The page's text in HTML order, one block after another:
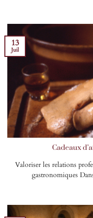
Cadeaux
Valoriser les relations
gastronomiques
13
Juil